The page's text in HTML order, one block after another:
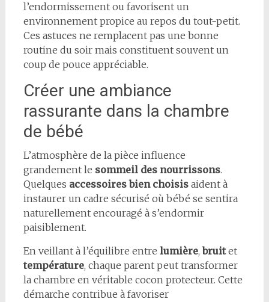
l’endormissement ou favorisent un
environnement propice au repos du tout-petit.
Ces astuces ne remplacent pas une bonne
routine du soir mais constituent souvent un
coup de pouce appréciable.
Créer une ambiance
rassurante dans la chambre
de bébé
L’atmosphère de la pièce influence
grandement le sommeil des nourrissons.
Quelques accessoires bien choisisaident à
instaurer un cadre sécurisé où bébé se sentira
naturellement encouragé à s’endormir
paisiblement.
En veillant à l’équilibre entre lumière,bruitet
température, chaque parent peut transformer
la chambre en véritable cocon protecteur. Cette
démarche contribue à favoriser